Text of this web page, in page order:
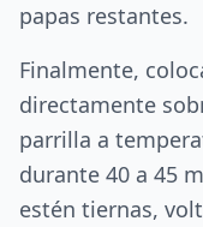
papas restantes.
Finalmente,
directamente
parrilla a
durante 40 a 45
estén tiernas,